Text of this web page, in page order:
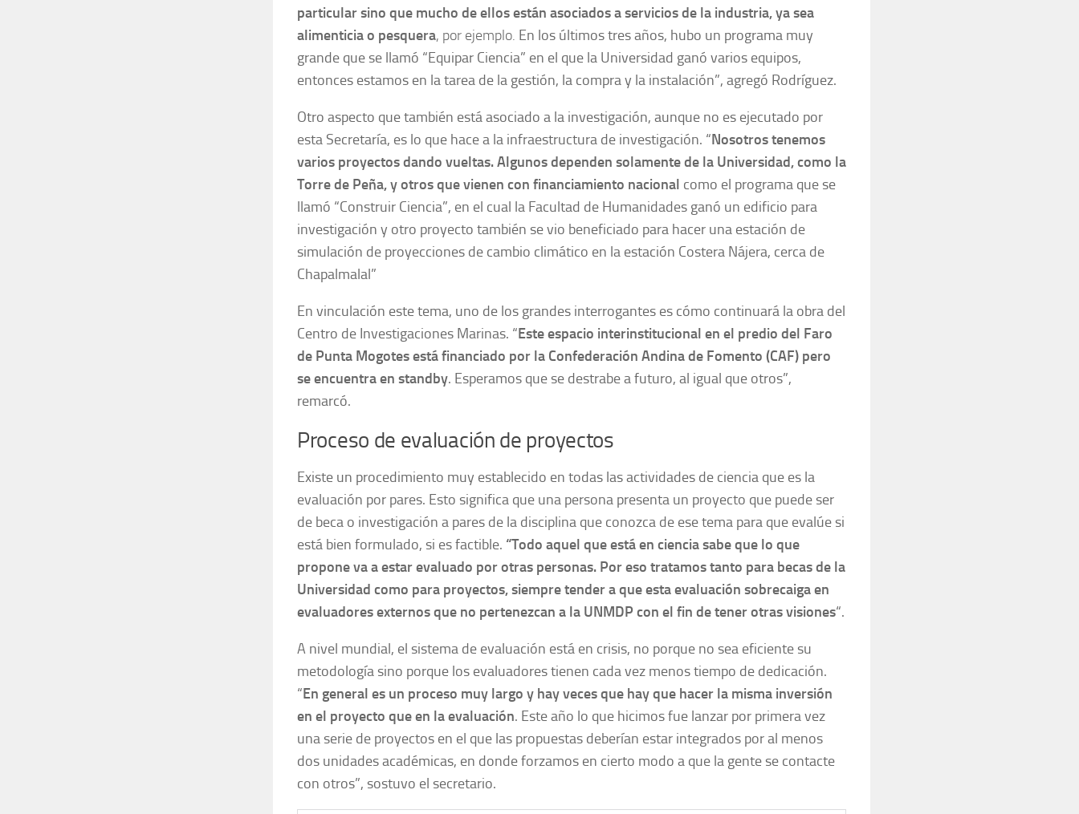
particular sino que mucho de ellos están asociados a servicios de la industria, ya sea
alimenticia o pesquera, por ejemplo. En los últimos tres años, hubo un programa muy
grande que se llamó “Equipar Ciencia” en el que la Universidad ganó varios equipos,
entonces estamos en la tarea de la gestión, la compra y la instalación”, agregó Rodríguez.
Otro aspecto que también está asociado a la investigación, aunque no es ejecutado por
esta Secretaría, es lo que hace a la infraestructura de investigación. “Nosotros tenemos
varios proyectos dando vueltas. Algunos dependen solamente de la Universidad, como la
Torre de Peña, y otros que vienen con financiamiento nacional como el programa que se
llamó “Construir Ciencia”, en el cual la Facultad de Humanidades ganó un edificio para
investigación y otro proyecto también se vio beneficiado para hacer una estación de
simulación de proyecciones de cambio climático en la estación Costera Nájera, cerca de
Chapalmalal”
En vinculación este tema, uno de los grandes interrogantes es cómo continuará la obra del
Centro de Investigaciones Marinas. “Este espacio interinstitucional en el predio del Faro
de Punta Mogotes está financiado por la Confederación Andina de Fomento (CAF) pero
se encuentra en standby. Esperamos que se destrabe a futuro, al igual que otros”,
remarcó.
Proceso de evaluación de proyectos
Existe un procedimiento muy establecido en todas las actividades de ciencia que es la
evaluación por pares. Esto significa que una persona presenta un proyecto que puede ser
de beca o investigación a pares de la disciplina que conozca de ese tema para que evalúe si
está bien formulado, si es factible. “Todo aquel que está en ciencia sabe que lo que
propone va a estar evaluado por otras personas. Por eso tratamos tanto para becas de la
Universidad como para proyectos, siempre tender a que esta evaluación sobrecaiga en
evaluadores externos que no pertenezcan a la UNMDP con el fin de tener otras visiones“.
A nivel mundial, el sistema de evaluación está en crisis, no porque no sea eficiente su
metodología sino porque los evaluadores tienen cada vez menos tiempo de dedicación.
“En general es un proceso muy largo y hay veces que hay que hacer la misma inversión
en el proyecto que en la evaluación. Este año lo que hicimos fue lanzar por primera vez
una serie de proyectos en el que las propuestas deberían estar integrados por al menos
dos unidades académicas, en donde forzamos en cierto modo a que la gente se contacte
con otros”, sostuvo el secretario.